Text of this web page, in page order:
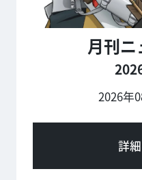
月刊
2026年
詳